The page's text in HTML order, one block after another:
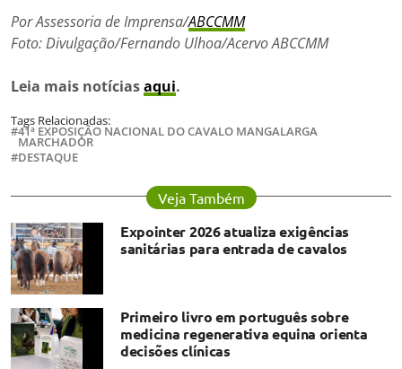
Por Assessoria de Imprensa/ABCCMM
Foto: Divulgação/Fernando Ulhoa/Acervo ABCCMM
Leia mais notíciasaqui.
Tags Relacionadas:
41ª EXPOSIÇÃO NACIONAL DO CAVALO MANGALARGA
MARCHADOR
DESTAQUE
Veja Também
Expointer 2026 atualiza exigências
sanitárias para entrada de cavalos
Primeiro livro em português sobre
medicina regenerativa equina orienta
decisões clínicas